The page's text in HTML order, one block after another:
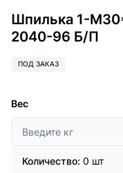
Шпилька 1-
2040-96 Б/П
ПОД ЗАКАЗ
Вес
Количество: 0 шт